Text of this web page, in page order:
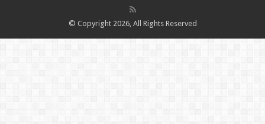
© Copyright 2026, All Rights Reserved